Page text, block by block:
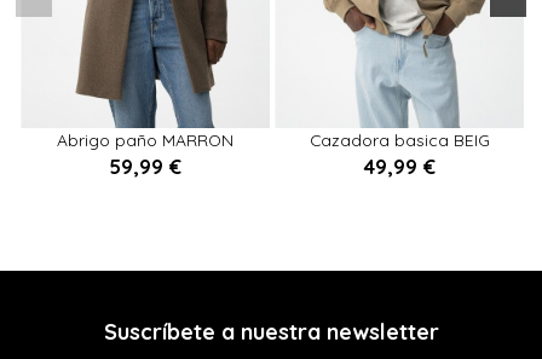
Abrigo paño MARRON
59,99 €
M XXL
Añadir al carrito
Cazadora basica BEIG
49,99 €
M L
XL
XXL
Suscríbete a nuestra newsletter